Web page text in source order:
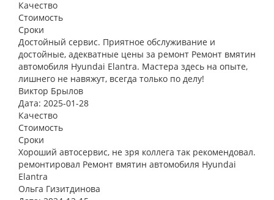
Качество
Стоимость
Сроки
Достойный сервис. Приятное обслуживание и
достойные, адекватные цены за ремонт Ремонт вмятин
автомобиля Hyundai Elantra. Мастера здесь на опыте,
лишнего не навяжут, всегда только по делу!
Виктор Брылов
Дата: 2025-01-28
Качество
Стоимость
Сроки
Хороший автосервис, не зря коллега так рекомендовал.
ремонтировал Ремонт вмятин автомобиля Hyundai
Elantra
Ольга Гизитдинова